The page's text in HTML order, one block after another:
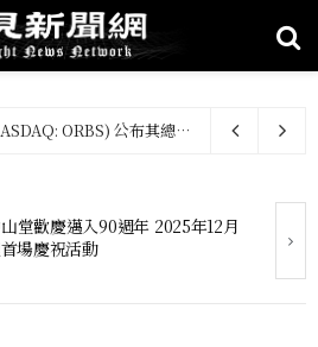
Eightco Holdings (NASDAQ: ORBS) 公布其總持倉量約為 3.78 億美元，當中包括 OpenAI、Beast Industries、超過 16,000 枚以太幣及近 3.02 億枚 WLD 代幣
2026 企業趨勢》報告：AI主權
新的業務連續性議題